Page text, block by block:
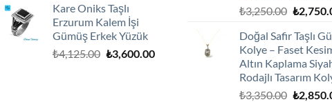
₺2,900.00.
Kare Oniks Taşlı
Erzurum Kalem İşi
Gümüş Erkek Yüzük
₺4,125.00 Orijinal
₺3,600.00Şu
₺3,250.00 Orijinal
₺
Doğal Safir Taşlı
Kolye – Faset
Altın Kaplama
Rodajlı Tasarım
₺3,350.00 Orijinal
₺